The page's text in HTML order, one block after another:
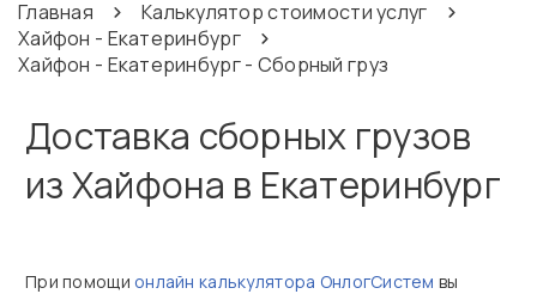
Главная
Калькулятор стоимости услуг
Хайфон - Екатеринбург
Хайфон - Екатеринбург - Сборный груз
Доставка сборных грузов
из Хайфона в Екатеринбург
При помощи онлайн калькулятора ОнлогСистем вы